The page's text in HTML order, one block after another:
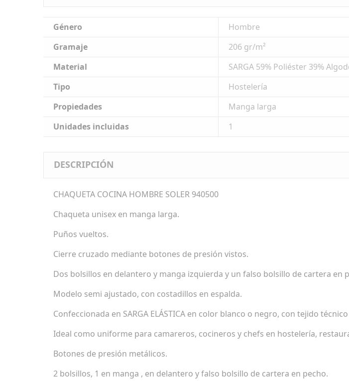
Género
Hombre
Gramaje
206 gr/m²
Material
SARGA 59% Poliéster 39%
Tipo
Hostelería
Propiedades
Manga larga
Unidades incluidas
1
DESCRIPCIÓN
CHAQUETA COCINA HOMBRE SOLER 940500
Chaqueta unisex en manga larga.
Puños vueltos.
Cierre cruzado mediante botones de presión vistos.
Dos bolsillos en delantero y manga izquierda y un falso bolsillo de cartera en
Modelo semi ajustado, con costadillos en espalda.
Confeccionada en SARGA ELÁSTICA en color blanco o negro, con tejido
Ideal como uniforme para camareros, cocineros y chefs en hostelería,
Botones de presión metálicos.
2 bolsillos, 1 en manga , en delantero y falso bolsillo de cartera en pecho.